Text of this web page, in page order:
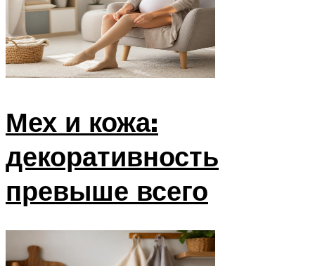
Мех и кожа:
декоративность
превыше всего